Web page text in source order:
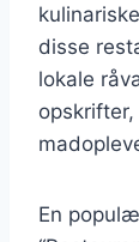
disse
lokale
En